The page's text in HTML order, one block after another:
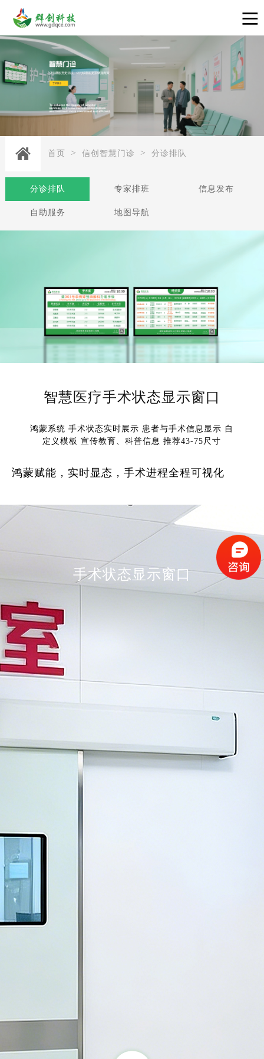
首页 > 信创智慧门诊 > 分诊排队
分诊排队 专家排班 信息发布
自助服务 地图导航
智慧医疗手术状态显示窗口
鸿蒙系统 手术状态实时展示 患者与手术信息显示 自
定义模板 宣传教育、科普信息 推荐43-75尺寸
鸿蒙赋能，实时显态，手术进程全程可视化
手术状态显示窗口